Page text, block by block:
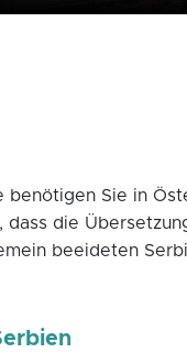
benötigen Sie in
die
beeideten